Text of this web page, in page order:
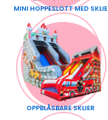
MINI HOPPESLOTT MED SKLIE
OPPBLÅSBARE SKLIER